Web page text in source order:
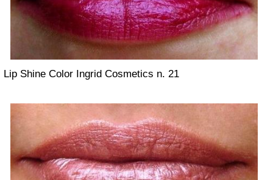
Lip Shine Color Ingrid Cosmetics n. 21